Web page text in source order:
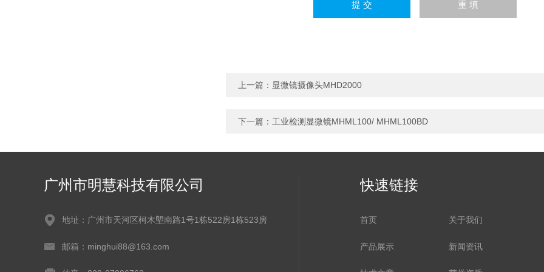
上一篇： 显微镜摄像头MHD2000
下一篇： 工业检测显微镜MHML100/ MHML100BD
广州市明慧科技有限公司
地址：广州市天河区柯木塱南路1号1栋522房1栋523房
邮箱：minghui88@163.com
快速链接
首页 关于我们
产品展示 新闻资讯